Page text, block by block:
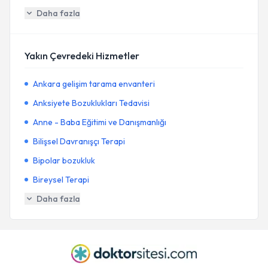
Daha fazla
Yakın Çevredeki Hizmetler
Ankara gelişim tarama envanteri
Anksiyete Bozuklukları Tedavisi
Anne - Baba Eğitimi ve Danışmanlığı
Bilişsel Davranışçı Terapi
Bipolar bozukluk
Bireysel Terapi
Daha fazla